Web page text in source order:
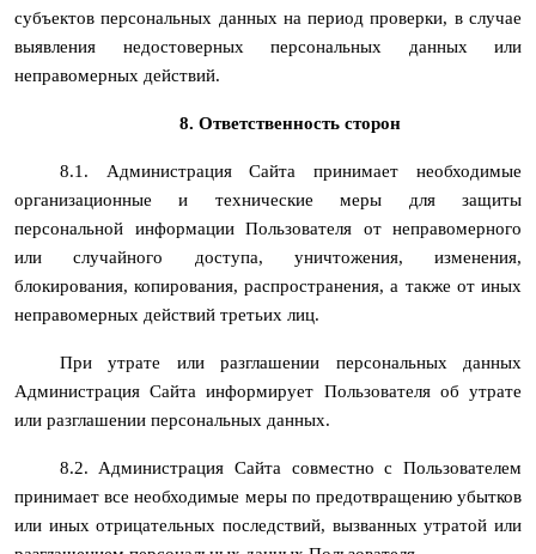
субъектов персональных данных на период проверки, в случае
выявления недостоверных персональных данных или
неправомерных действий.
8. Ответственность сторон
8.1. Администрация Сайта принимает необходимые
организационные и технические меры для защиты
персональной информации Пользователя от неправомерного
или случайного доступа, уничтожения, изменения,
блокирования, копирования, распространения, а также от иных
неправомерных действий третьих лиц.
При утрате или разглашении персональных данных
Администрация Сайта информирует Пользователя об утрате
или разглашении персональных данных.
8.2. Администрация Сайта совместно с Пользователем
принимает все необходимые меры по предотвращению убытков
или иных отрицательных последствий, вызванных утратой или